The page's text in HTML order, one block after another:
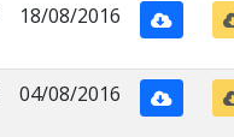
18/08/2016
04/08/2016